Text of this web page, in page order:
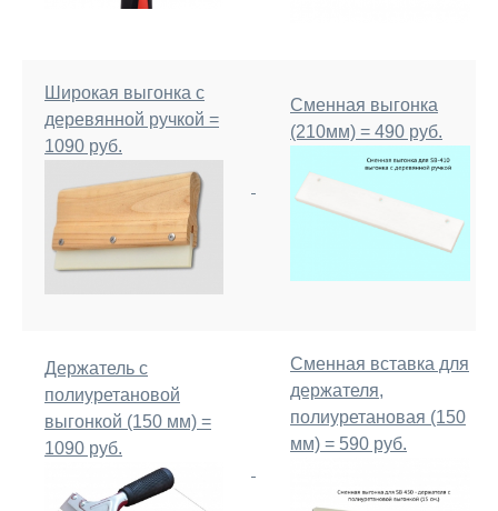
Широкая выгонка с
деревянной ручкой =
1090 руб.
Сменная выгонка
(210мм) = 490 руб.
Держатель с
полиуретановой
выгонкой (150 мм) =
1090 руб.
Сменная вставка для
держателя,
полиуретановая (150
мм) = 590 руб.